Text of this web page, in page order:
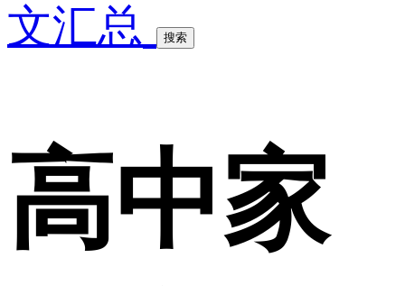
文汇总
搜索
高中家